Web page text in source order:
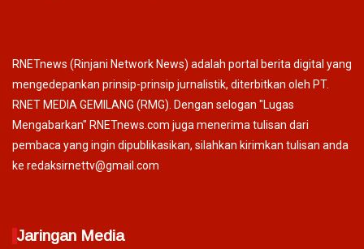
RNETnews (Rinjani Network News) adalah portal berita digital yang
mengedepankan prinsip-prinsip jurnalistik, diterbitkan oleh PT.
RNET MEDIA GEMILANG (RMG). Dengan selogan "Lugas
Mengabarkan" RNETnews.com juga menerima tulisan dari
pembaca yang ingin dipublikasikan, silahkan kirimkan tulisan anda
ke redaksirnettv@gmail.com
Jaringan Media